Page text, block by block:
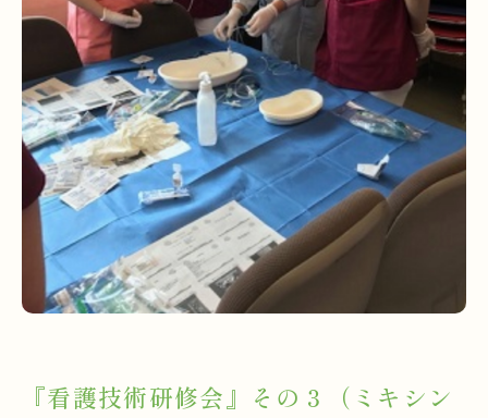
『看護技術研修会』その３（ミキシン